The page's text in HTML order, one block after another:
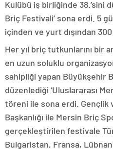
Kulübü iş birliğinde 38.’sini
Briç Festivali’ sona erdi. 5
içinden ve yurt dışından
Her yıl briç tutkunlarını bir
en uzun soluklu
sahipliği yapan Büyükşehir
düzenlediği ‘Uluslararası
töreni ile sona erdi. Gençlik
Başkanlığı ile Mersin Briç
gerçekleştirilen festivale
Bulgaristan, Fransa, Lübnan